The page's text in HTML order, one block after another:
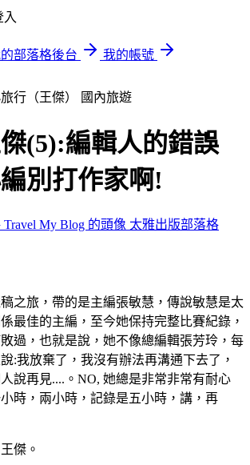
入
部落格後台
我的帳號
行（王傑）
國內旅遊
(5):編輯人的錯誤
別打作家啊!
太雅出版部落格
之旅，帶的是主編張敏慧，傳說敏慧是太
最佳的主編，至今她保持完整比賽紀錄，
過，也就是說，她不像總編輯張芳玲，每
:我放棄了，我沒有辦法再溝通下去了，
說再見....。NO, 她總是非常非常有耐心
時，兩小時，記錄是五小時，講，再
傑。